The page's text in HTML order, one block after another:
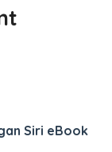
Siri eBook